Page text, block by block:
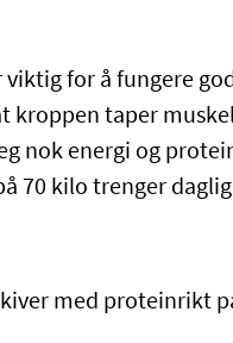
viktig for å fungere
kroppen taper
nok energi og
70 kilo trenger
med proteinrikt